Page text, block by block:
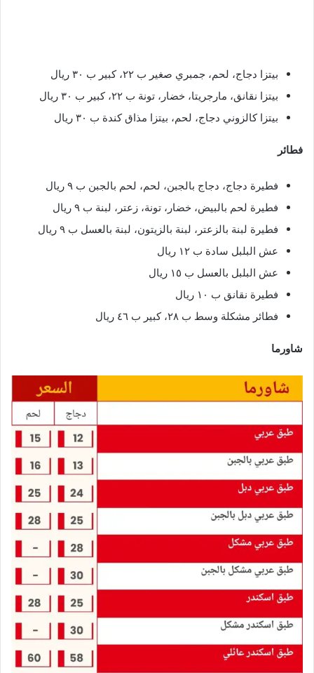
بيتزا دجاج، لحم، جمبري صغير ب ٢٢، كبير ب ٣٠ ريال
بيتزا نقانق، مارجريتا، خضار، تونة ب ٢٢، كبير ب ٣٠ ريال
بيتزا كالزوني دجاج، لحم، بيتزا مذاق كندة ب ٣٠ ريال
فطائر
فطيرة دجاج، دجاج بالجبن، لحم، لحم بالجبن ب ٩ ريال
فطيرة لحم بالبيض، خضار، تونة، زعتر، لبنة ب ٩ ريال
فطيرة لبنة بالزعتر، لبنة بالزيتون، لبنة بالعسل ب ٩ ريال
عش البلبل سادة ب ١٢ ريال
عش البلبل بالعسل ب ١٥ ريال
فطيرة نقانق ب ١٠ ريال
فطائر مشكلة وسط ب ٢٨، كبير ب ٤٦ ريال
شاورما